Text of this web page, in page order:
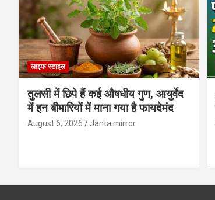
लाइफ स्टाइल
तुलसी में छिपे हैं कई औषधीय गुण, आयुर्वेद
में इन बीमारियों में माना गया है फायदेमंद
August 6, 2026 Janta mirror